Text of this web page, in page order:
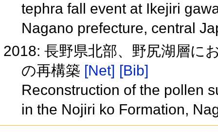
tephra fall event at Ikejiri
Nagano prefecture, central
2018: 長野県北部、野尻湖層に
の再構築 [Net] [Bib]
Reconstruction of the pollen
in the Nojiri ko Formation,